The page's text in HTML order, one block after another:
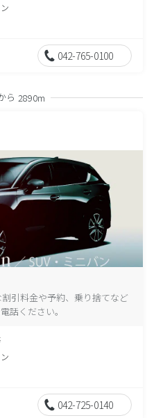
042-765-0100
ら 2890m
引料金や予約、乗り捨てなど
話ください。
042-725-0140